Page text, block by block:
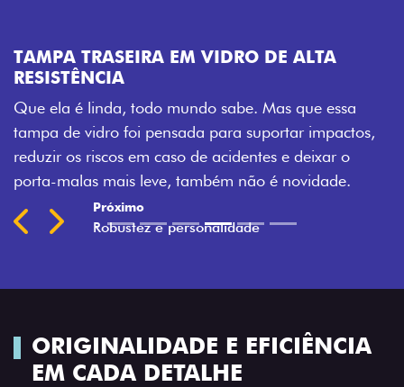
TAMPA TRASEIRA EM VIDRO DE ALTA
RESISTÊNCIA
Que ela é linda, todo mundo sabe. Mas que essa
tampa de vidro foi pensada para suportar impactos,
reduzir os riscos em caso de acidentes e deixar o
porta-malas mais leve, também não é novidade.
Previous
Next
ORIGINALIDADE E EFICIÊNCIA
EM CADA DETALHE